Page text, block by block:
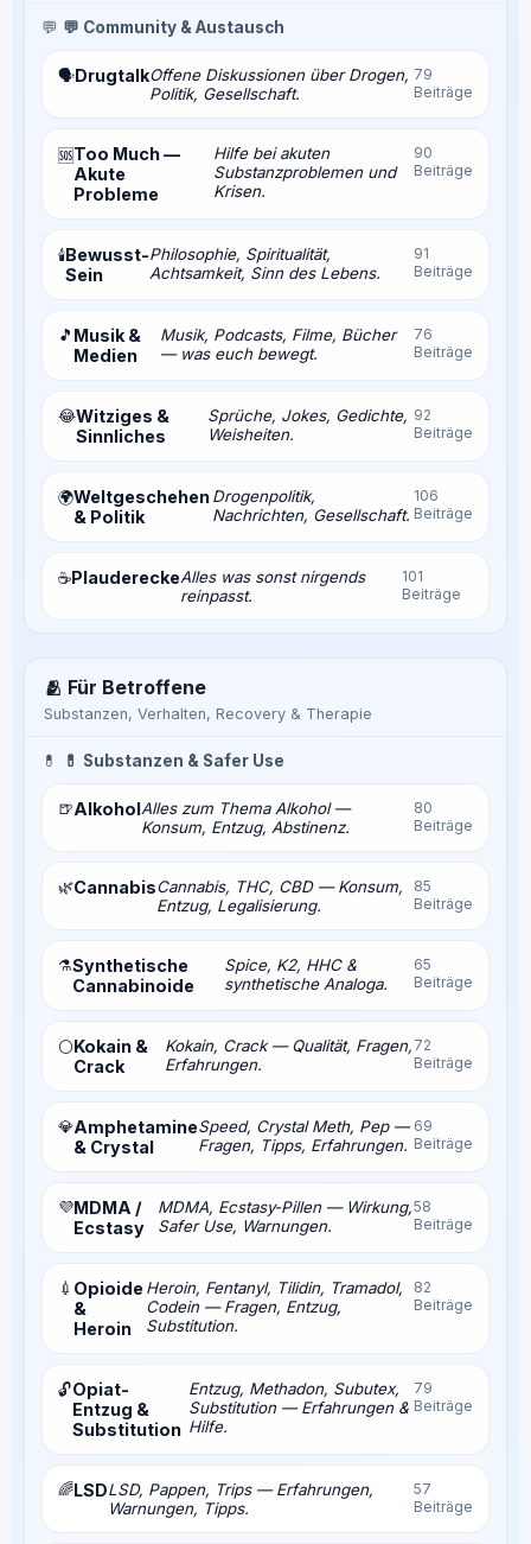
💬 💬 Community & Austausch
🗣️DrugtalkOffene Diskussionen über Drogen,
Politik, Gesellschaft.
79
Beiträge
🆘Too Much —
Akute
Probleme
Hilfe bei akuten
Substanzproblemen und
Krisen.
90
Beiträge
🕯️Bewusst-
Sein
Philosophie, Spiritualität,
Achtsamkeit, Sinn des Lebens.
91
Beiträge
🎵 Musik &
Medien
Musik, Podcasts, Filme, Bücher
— was euch bewegt.
76
Beiträge
😂Witziges &
Sinnliches
Sprüche, Jokes, Gedichte,
Weisheiten.
92
Beiträge
🌍Weltgeschehen
& Politik
Drogenpolitik,
Nachrichten, Gesellschaft.
106
Beiträge
☕PlaudereckeAlles was sonst nirgends
reinpasst.
101
Beiträge
🫂 Für Betroffene
Substanzen, Verhalten, Recovery & Therapie
💊 💊 Substanzen & Safer Use
🍺AlkoholAlles zum Thema Alkohol —
Konsum, Entzug, Abstinenz.
80
Beiträge
🌿CannabisCannabis, THC, CBD — Konsum,
Entzug, Legalisierung.
85
Beiträge
⚗️Synthetische
Cannabinoide
Spice, K2, HHC &
synthetische Analoga.
65
Beiträge
⚪Kokain &
Crack
Kokain, Crack — Qualität, Fragen,
Erfahrungen.
72
Beiträge
💎Amphetamine
& Crystal
Speed, Crystal Meth, Pep —
Fragen, Tipps, Erfahrungen.
69
Beiträge
💜MDMA /
Ecstasy
MDMA, Ecstasy-Pillen — Wirkung,
Safer Use, Warnungen.
58
Beiträge
💉 Opioide
&
Heroin
Heroin, Fentanyl, Tilidin, Tramadol,
Codein — Fragen, Entzug,
Substitution.
82
Beiträge
🔓Opiat-
Entzug &
Substitution
Entzug, Methadon, Subutex,
Substitution — Erfahrungen &
Hilfe.
79
Beiträge
🌈LSDLSD, Pappen, Trips — Erfahrungen,
Warnungen, Tipps.
57
Beiträge